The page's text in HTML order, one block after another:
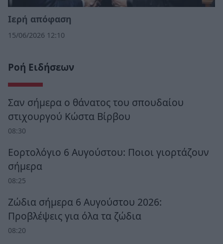
Ιερή απόφαση
15/06/2026 12:10
Ροή Ειδήσεων
Σαν σήμερα ο θάνατος του σπουδαίου
στιχουργού Κώστα Βίρβου
08:30
Εορτολόγιο 6 Αυγούστου: Ποιοι γιορτάζουν
σήμερα
08:25
Ζώδια σήμερα 6 Αυγούστου 2026:
Προβλέψεις για όλα τα ζώδια
08:20